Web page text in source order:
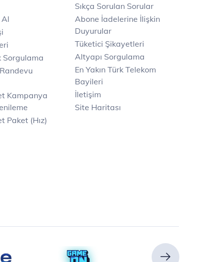
Sorgulama
Kampanya
Paket (Hız)
Sıkça Sorulan Sorular
Abone İadelerine İlişkin
Duyurular
Tüketici Şikayetleri
Altyapı Sorgulama
En Yakın Türk Telekom
Bayileri
İletişim
Site Haritası